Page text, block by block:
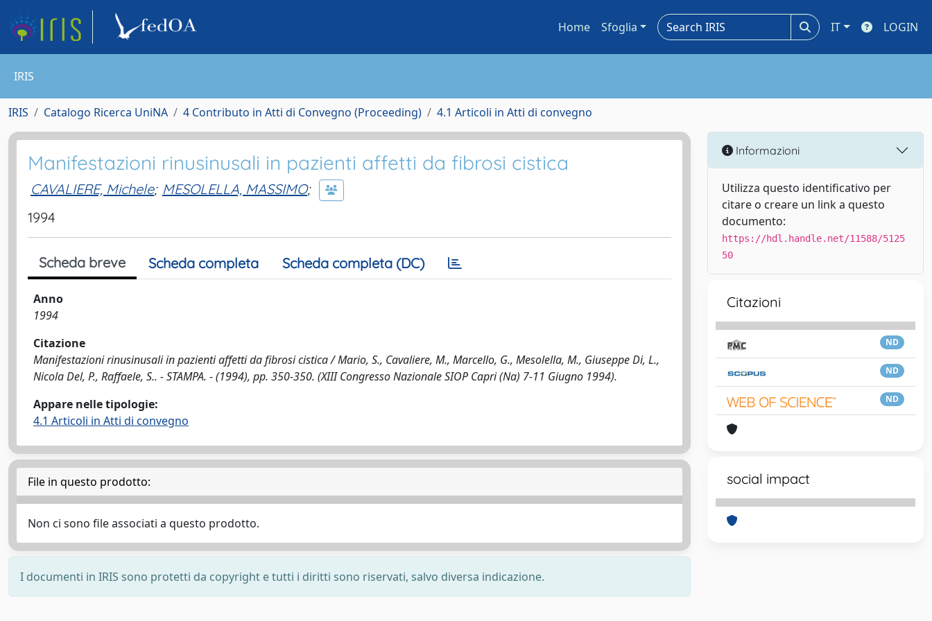
Home Sfoglia IT LOGIN
IRIS
IRIS Catalogo Ricerca UniNA 4 Contributo in Atti di Convegno (Proceeding) 4.1 Articoli in Atti di convegno
Manifestazioni rinusinusali in pazienti affetti da fibrosi cistica
CAVALIERE, Michele; MESOLELLA, MASSIMO;
1994
Scheda breve Scheda completa Scheda completa (DC)
Anno
1994
Citazione
Manifestazioni rinusinusali in pazienti affetti da fibrosi cistica / Mario, S., Cavaliere, M., Marcello, G., Mesolella, M., Giuseppe Di, L.,
Nicola Del, P., Raffaele, S.. - STAMPA. - (1994), pp. 350-350. (XIII Congresso Nazionale SIOP Capri (Na) 7-11 Giugno 1994).
Appare nelle tipologie:
4.1 Articoli in Atti di convegno
File in questo prodotto:
Non ci sono file associati a questo prodotto.
I documenti in IRIS sono protetti da copyright e tutti i diritti sono riservati, salvo diversa indicazione.
Informazioni
Utilizza questo identificativo per
citare o creare un link a questo
documento:
https://hdl.handle.net/11588/5125
50
Citazioni
ND
ND
ND
social impact